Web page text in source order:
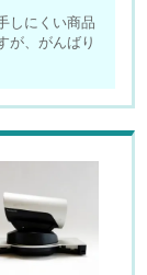
しにくい商品
が、がんばり